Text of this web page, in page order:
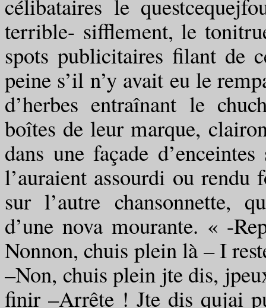
célibataires le
terrible- sifflement, le
spots publicitaires filant de
peine s’il n’y avait eu le
d’herbes entraînant le
boîtes de leur marque,
dans une façade
l’auraient assourdi ou rendu
sur l’autre chansonnette,
d’une nova mourante. « -
Nonnon, chuis plein là – I
–Non, chuis plein jte dis,
finir –Arrête ! Jte dis qujai